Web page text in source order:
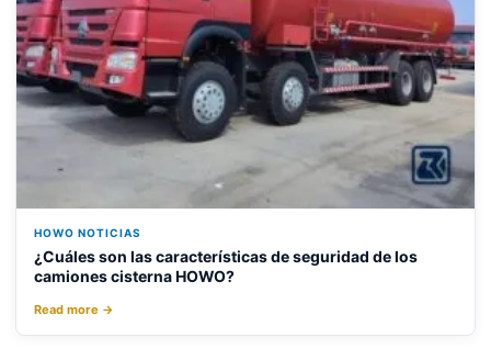
HOWO NOTICIAS
¿Cuáles son las características de seguridad de los
camiones cisterna HOWO?
Read more →